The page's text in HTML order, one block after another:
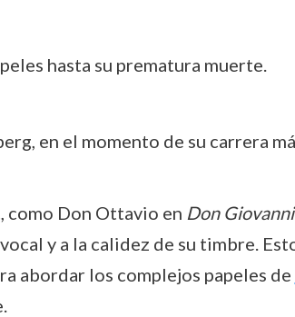
hasta su prematura muerte.
en el momento de su carrera
, como Don Ottavio en Don Giovanni
y a la calidez de su timbre.
abordar los complejos papeles de